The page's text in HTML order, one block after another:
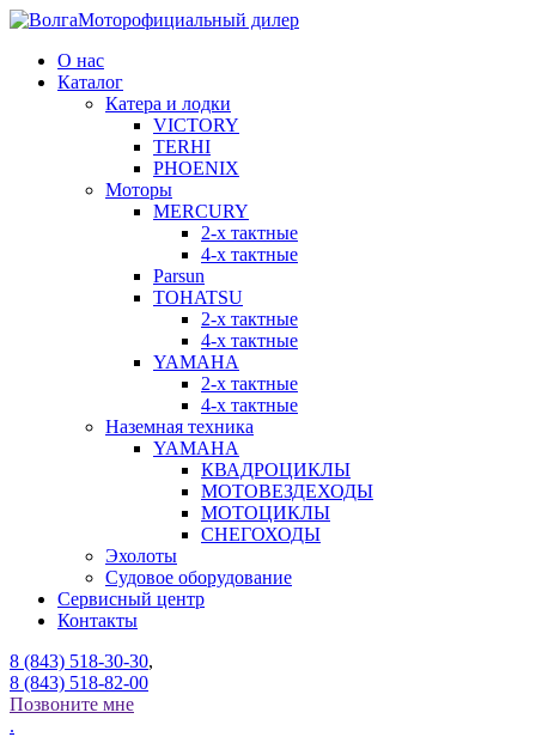
официальный дилер
О нас
Каталог
Катера и лодки
VICTORY
TERHI
PHOENIX
Моторы
MERCURY
2-x тактные
4-x тактные
Parsun
TOHATSU
2-x тактные
4-x тактные
YAMAHA
2-x тактные
4-х тактные
Наземная техника
YAMAHA
КВАДРОЦИКЛЫ
МОТОВЕЗДЕХОДЫ
МОТОЦИКЛЫ
СНЕГОХОДЫ
Эхолоты
Судовое оборудование
Сервисный центр
Контакты
8 (843) 518-30-30,
8 (843) 518-82-00
Позвоните мне
.